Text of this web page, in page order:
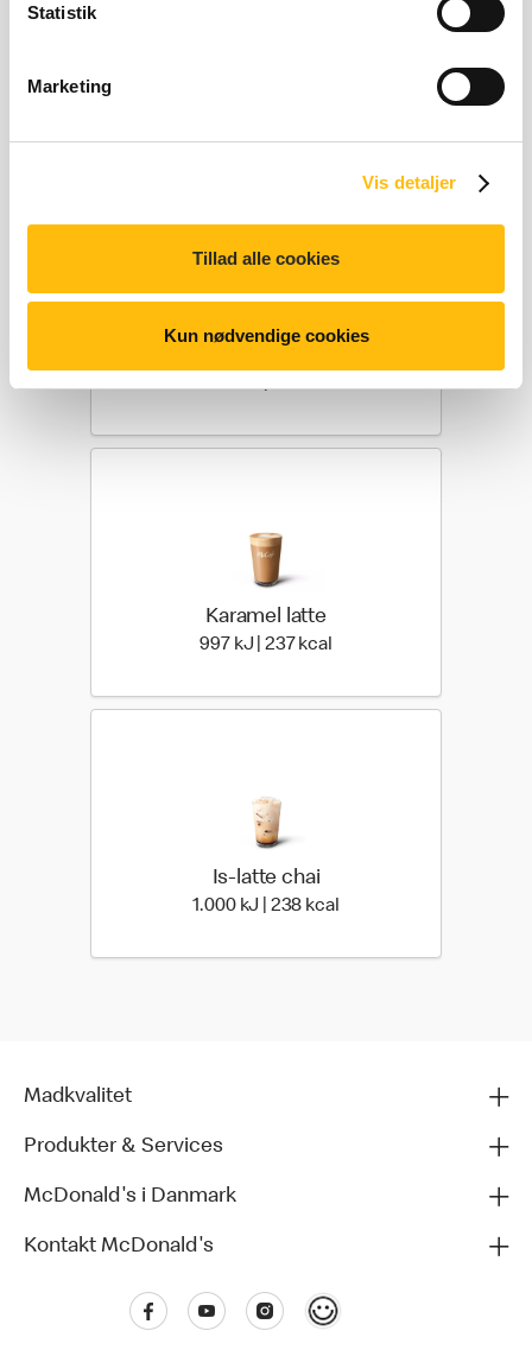
Statistik
Marketing
Vis detaljer
Tillad alle cookies
Kun nødvendige cookies
1.012 kJ | 241 kcal 1.012 kilo joules | 241
Karamel latte
997 kJ | 237 kcal
Is-latte chai
1.000 kJ | 238 kcal
Madkvalitet
Produkter & Services
McDonald's i Danmark
Kontakt McDonald's